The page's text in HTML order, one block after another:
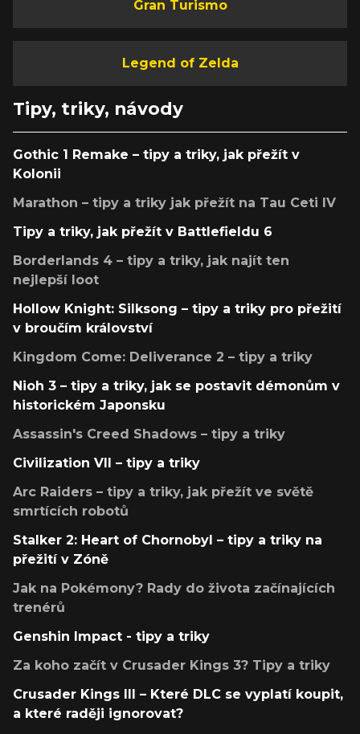
Gran Turismo
Legend of Zelda
Tipy, triky, návody
Gothic 1 Remake – tipy a triky, jak přežít v
Kolonii
Marathon – tipy a triky jak přežít na Tau Ceti IV
Tipy a triky, jak přežít v Battlefieldu 6
Borderlands 4 – tipy a triky, jak najít ten
nejlepší loot
Hollow Knight: Silksong – tipy a triky pro přežití
v broučím království
Kingdom Come: Deliverance 2 – tipy a triky
Nioh 3 – tipy a triky, jak se postavit démonům v
historickém Japonsku
Assassin's Creed Shadows – tipy a triky
Civilization VII – tipy a triky
Arc Raiders – tipy a triky, jak přežít ve světě
smrtících robotů
Stalker 2: Heart of Chornobyl – tipy a triky na
přežití v Zóně
Jak na Pokémony? Rady do života začínajících
trenérů
Genshin Impact - tipy a triky
Za koho začít v Crusader Kings 3? Tipy a triky
Crusader Kings III – Které DLC se vyplatí koupit,
a které raději ignorovat?